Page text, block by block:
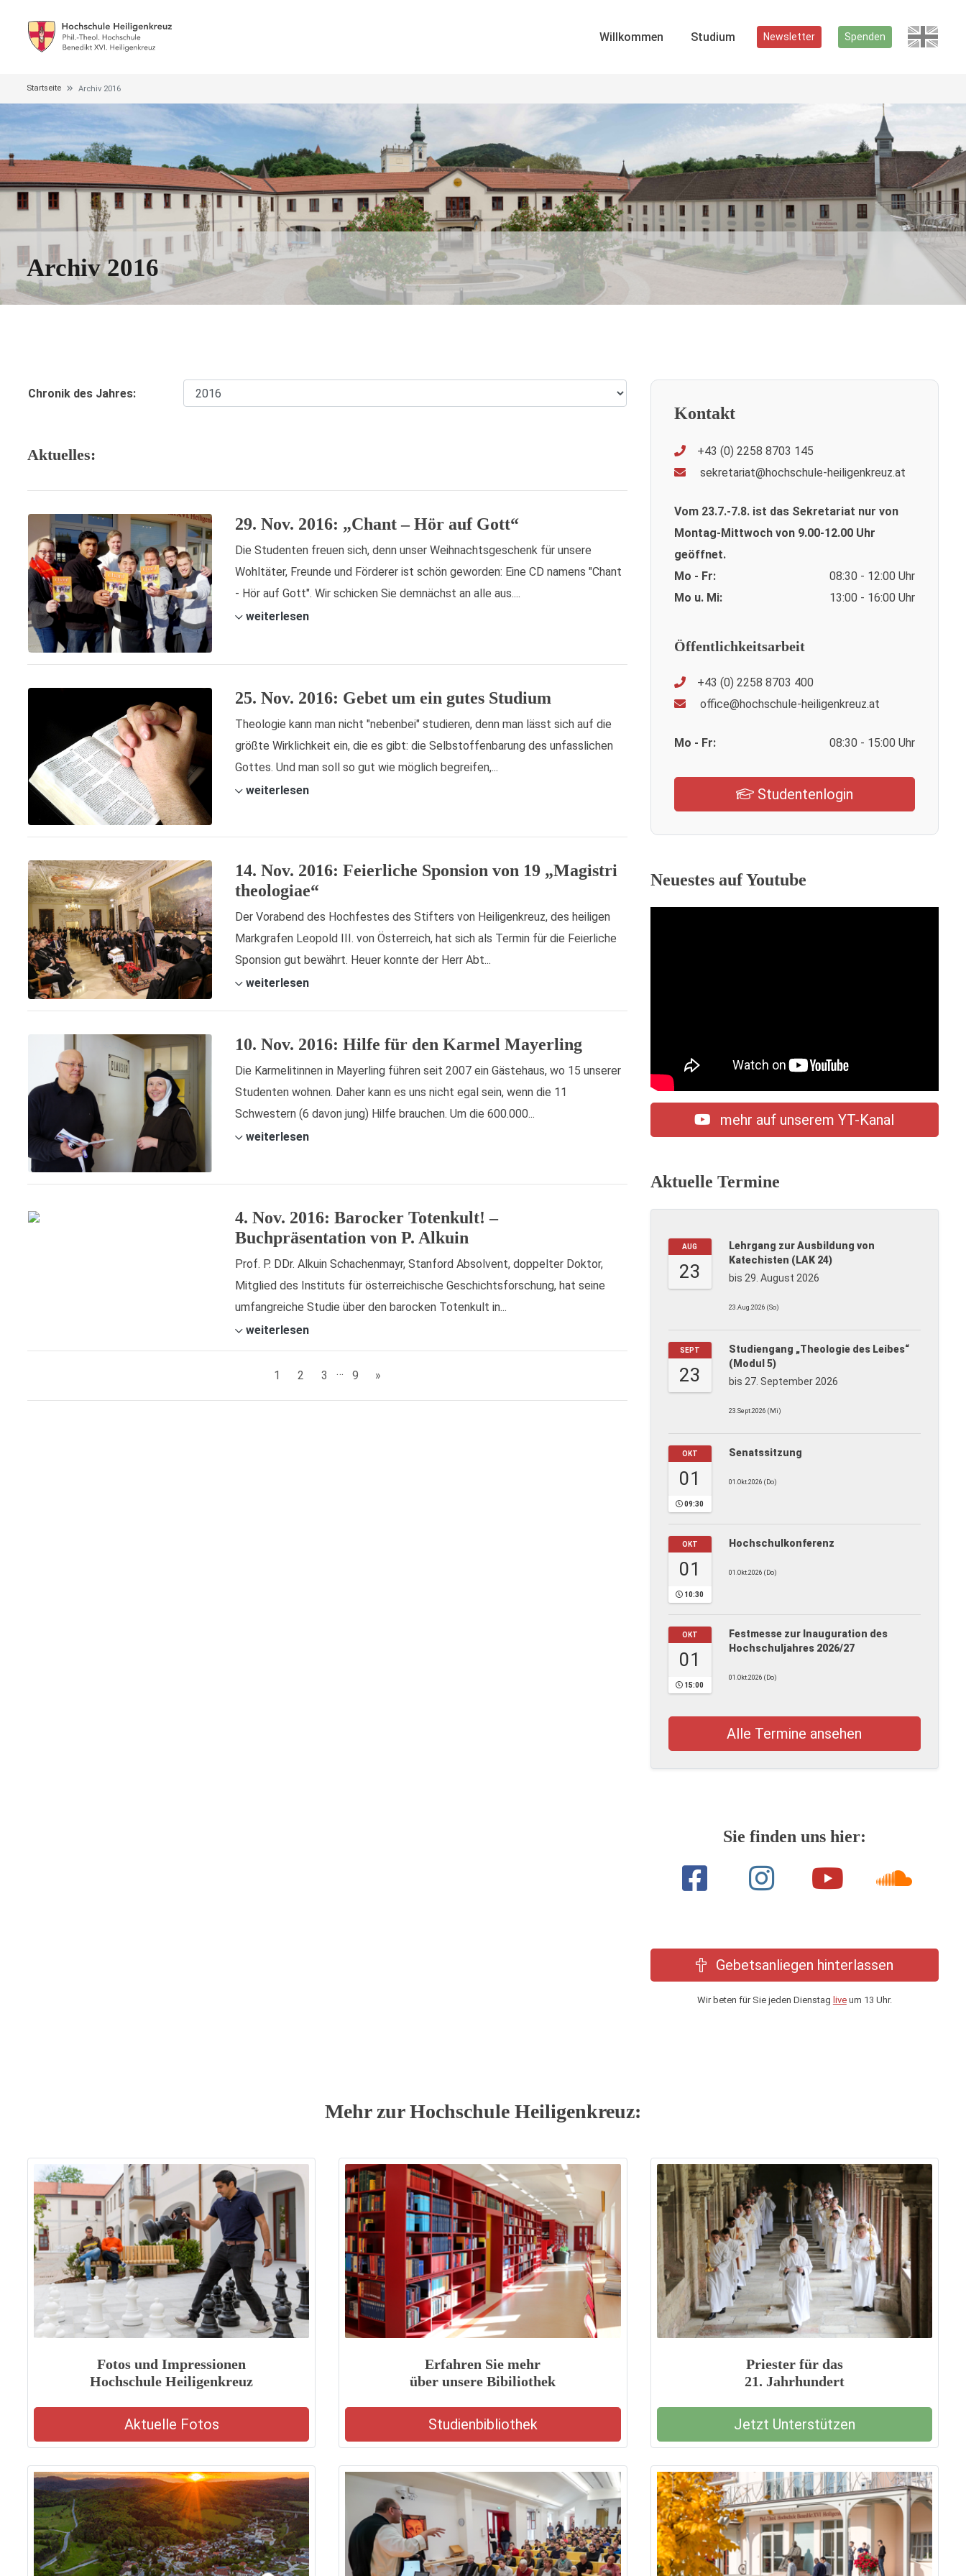
Willkommen Studium Newsletter Spenden
Startseite Archiv 2016
Archiv 2016
Chronik des Jahres:
Aktuelles:
29. Nov. 2016: „Chant – Hör auf Gott“
Die Studenten freuen sich, denn unser Weihnachtsgeschenk für unsere
Wohltäter, Freunde und Förderer ist schön geworden: Eine CD namens "Chant
- Hör auf Gott". Wir schicken Sie demnächst an alle aus....
weiterlesen
25. Nov. 2016: Gebet um ein gutes Studium
Theologie kann man nicht "nebenbei" studieren, denn man lässt sich auf die
größte Wirklichkeit ein, die es gibt: die Selbstoffenbarung des unfasslichen
Gottes. Und man soll so gut wie möglich begreifen,...
weiterlesen
14. Nov. 2016: Feierliche Sponsion von 19 „Magistri
theologiae“
Der Vorabend des Hochfestes des Stifters von Heiligenkreuz, des heiligen
Markgrafen Leopold III. von Österreich, hat sich als Termin für die Feierliche
Sponsion gut bewährt. Heuer konnte der Herr Abt...
weiterlesen
10. Nov. 2016: Hilfe für den Karmel Mayerling
Die Karmelitinnen in Mayerling führen seit 2007 ein Gästehaus, wo 15 unserer
Studenten wohnen. Daher kann es uns nicht egal sein, wenn die 11
Schwestern (6 davon jung) Hilfe brauchen. Um die 600.000...
weiterlesen
4. Nov. 2016: Barocker Totenkult! –
Buchpräsentation von P. Alkuin
Prof. P. DDr. Alkuin Schachenmayr, Stanford Absolvent, doppelter Doktor,
Mitglied des Instituts für österreichische Geschichtsforschung, hat seine
umfangreiche Studie über den barocken Totenkult in...
weiterlesen
1 2 3 … 9 »
Kontakt
+43 (0) 2258 8703 145
sekretariat@hochschule-heiligenkreuz.at
Vom 23.7.-7.8. ist das Sekretariat nur von
Montag-Mittwoch von 9.00-12.00 Uhr
geöffnet.
Mo - Fr:
08:30 - 12:00 Uhr
Mo u. Mi:
13:00 - 16:00 Uhr
Öffentlichkeitsarbeit
+43 (0) 2258 8703 400
office@hochschule-heiligenkreuz.at
Mo - Fr: 08:30 - 15:00 Uhr
Studentenlogin
Neuestes auf Youtube
mehr auf unserem YT-Kanal
Aktuelle Termine
AUG
23
Lehrgang zur Ausbildung von
Katechisten (LAK 24)
bis 29. August 2026
23.Aug.2026 (So)
SEPT
23
Studiengang „Theologie des Leibes“
(Modul 5)
bis 27. September 2026
23.Sept.2026 (Mi)
OKT
01
09:30
Senatssitzung
01.Okt.2026 (Do)
OKT
01
10:30
Hochschulkonferenz
01.Okt.2026 (Do)
OKT
01
15:00
Festmesse zur Inauguration des
Hochschuljahres 2026/27
01.Okt.2026 (Do)
Alle Termine ansehen
Sie finden uns hier:
Gebetsanliegen hinterlassen
Wir beten für Sie jeden Dienstag liveum 13 Uhr.
Mehr zur Hochschule Heiligenkreuz:
Fotos und Impressionen
Hochschule Heiligenkreuz
Aktuelle Fotos
Erfahren Sie mehr
über unsere Bibiliothek
Studienbibliothek
Priester für das
21. Jahrhundert
Jetzt Unterstützen